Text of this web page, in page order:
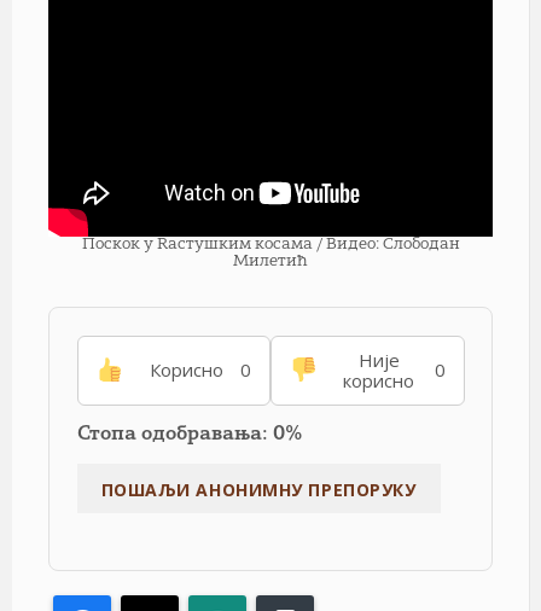
Поскок у Rастушким косама / Видео: Слободан
Милетић
Корисно 0
Није
корисно
0
Стопа одобравања: 0%